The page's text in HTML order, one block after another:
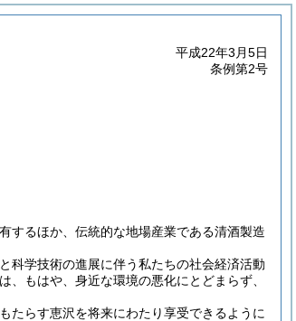
平成22年3月5日
条例第2号
するほか、伝統的な地場産業である清酒製造
科学技術の進展に伴う私たちの社会経済活動
もはや、身近な環境の悪化にとどまらず、
たらす恵沢を将来にわたり享受できるように